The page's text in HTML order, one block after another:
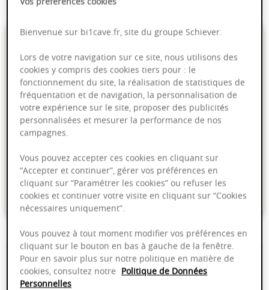
PRODUIT INDISPONIBLE
Emballage anti-casse
Paiement sécurisé
Description du produit
Pays d'origine :
Bienvenue sur bi1cave.fr, site du groupe Schiever.
Lors de votre navigation sur ce site, nous utilisons des
cookies y compris des cookies tiers pour : le
fonctionnement du site, la réalisation de statistiques de
fréquentation et de navigation, la personnalisation de
votre expérience sur le site, proposer des publicités
personnalisées et mesurer la performance de nos
campagnes.
Vous pouvez accepter ces cookies en cliquant sur
“Accepter et continuer”, gérer vos préférences en
cliquant sur “Paramétrer les cookies” ou refuser les
cookies et continuer votre visite en cliquant sur “Cookies
nécessaires uniquement”.
Vous pouvez à tout moment modifier vos préférences en
cliquant sur le bouton en bas à gauche de la fenêtre.
Pour en savoir plus sur notre politique en matière de
cookies, consultez notre Politique de Données
Personnelles